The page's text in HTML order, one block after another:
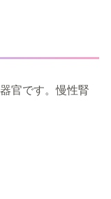
官です。慢性腎